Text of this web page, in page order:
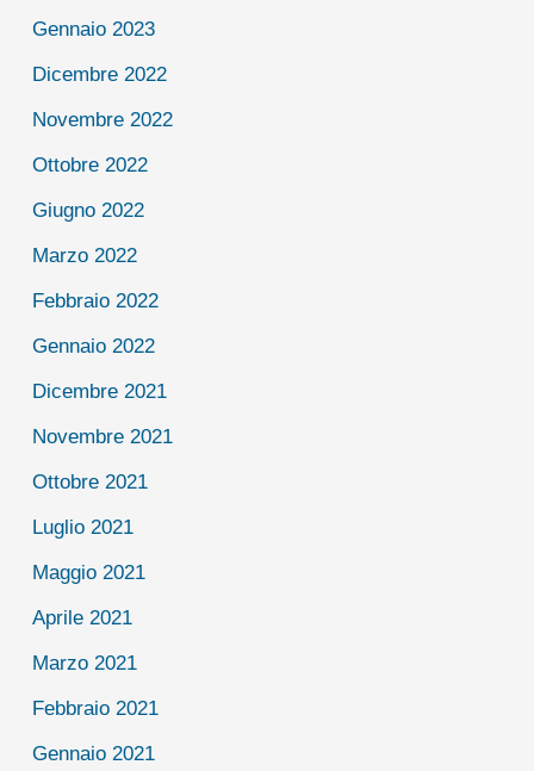
Gennaio 2023
Dicembre 2022
Novembre 2022
Ottobre 2022
Giugno 2022
Marzo 2022
Febbraio 2022
Gennaio 2022
Dicembre 2021
Novembre 2021
Ottobre 2021
Luglio 2021
Maggio 2021
Aprile 2021
Marzo 2021
Febbraio 2021
Gennaio 2021